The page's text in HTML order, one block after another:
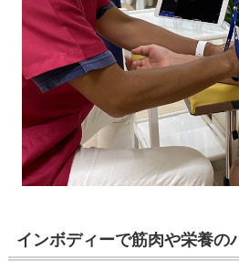
インボディーで筋肉や栄養の